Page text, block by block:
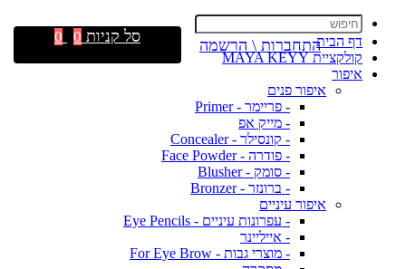
דף הבית
קולקציית MAYA KEYY
איפור
איפור פנים
- פריימר - Primer
- מייק אפ
- קונסילר - Concealer
- פודרה - Face Powder
- סומק - Blusher
- ברונזר - Bronzer
איפור עיניים
- עפרונות עיניים - Eye Pencils
- אייליינר
- מוצרי גבות - For Eye Brow
התחברות \ הרשמה סל קניות 0
0